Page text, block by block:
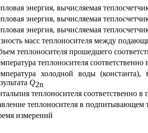
энергия, вычисляемая
энергия, вычисляемая
энергия, вычисляемая
масс теплоносителя между
теплоносителя прошедшего
теплоносителя
холодной воды
Q2n
теплоносителя
теплоносителя в подпитывающем
измерений